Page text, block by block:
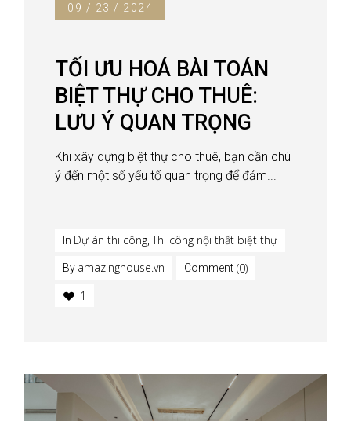
09 / 23 / 2024
TỐI ƯU HOÁ BÀI TOÁN
BIỆT THỰ CHO THUÊ:
LƯU Ý QUAN TRỌNG
Khi xây dựng biệt thự cho thuê, bạn cần chú
ý đến một số yếu tố quan trọng để đảm...
In Dự án thi công ,Thi công nội thất biệt thự
By amazinghouse.vn Comment (0)
1